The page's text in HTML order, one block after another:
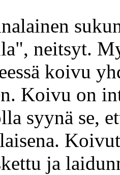
neitsyt.
koivu
Koivu on
syynä se,
ja